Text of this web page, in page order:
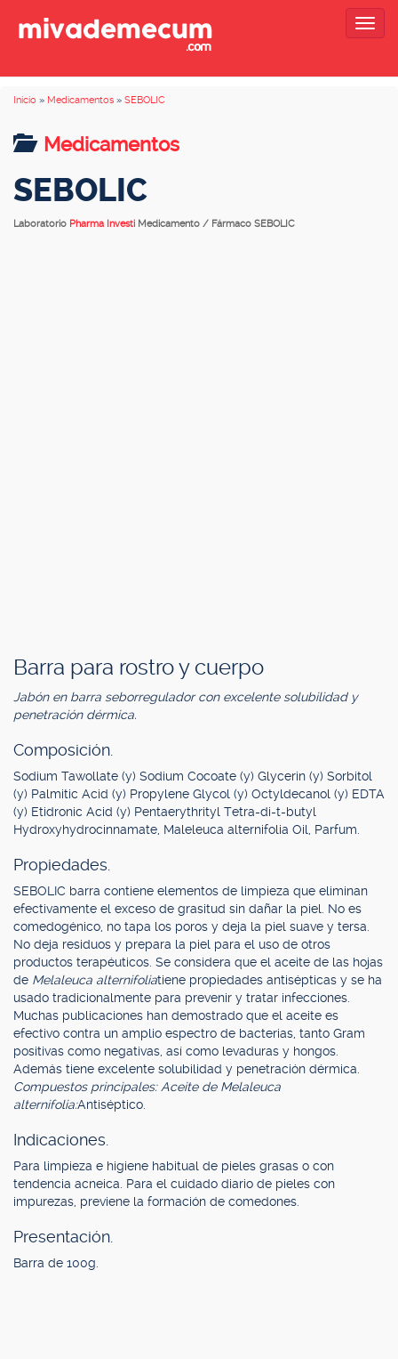
Inicio » Medicamentos » SEBOLIC
Medicamentos
SEBOLIC
Laboratorio Pharma Investi Medicamento / Fármaco SEBOLIC
Barra para rostro y cuerpo
Jabón en barra seborregulador con excelente solubilidad y
penetración dérmica.
Composición.
Sodium Tawollate (y) Sodium Cocoate (y) Glycerin (y) Sorbitol
(y) Palmitic Acid (y) Propylene Glycol (y) Octyldecanol (y) EDTA
(y) Etidronic Acid (y) Pentaerythrityl Tetra-di-t-butyl
Hydroxyhydrocinnamate, Maleleuca alternifolia Oil, Parfum.
Propiedades.
SEBOLIC barra contiene elementos de limpieza que eliminan
efectivamente el exceso de grasitud sin dañar la piel. No es
comedogénico, no tapa los poros y deja la piel suave y tersa.
No deja residuos y prepara la piel para el uso de otros
productos terapéuticos. Se considera que el aceite de las hojas
de Melaleuca alternifoliatiene propiedades antisépticas y se ha
usado tradicionalmente para prevenir y tratar infecciones.
Muchas publicaciones han demostrado que el aceite es
efectivo contra un amplio espectro de bacterias, tanto Gram
positivas como negativas, así como levaduras y hongos.
Además tiene excelente solubilidad y penetración dérmica.
Compuestos principales: Aceite de Melaleuca
alternifolia:Antiséptico.
Indicaciones.
Para limpieza e higiene habitual de pieles grasas o con
tendencia acneica. Para el cuidado diario de pieles con
impurezas, previene la formación de comedones.
Presentación.
Barra de 100g.